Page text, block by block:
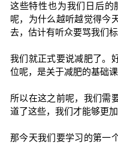
这些特性也为我们日后
呢，为什么越听越觉得今
去，估计有听众要骂我们
我们就正式要说减肥了。
位呢，是关于减肥的基础
所以在这之前呢，我们需
道了这些，我们才能够更
那今天我们要学习的第一